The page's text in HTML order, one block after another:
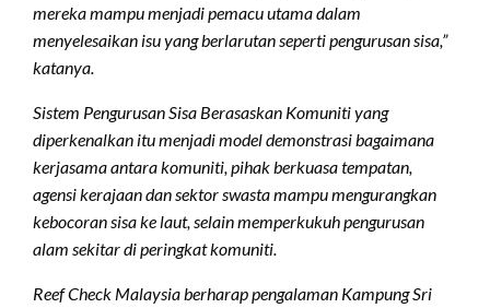
mereka mampu menjadi pemacu utama dalam
menyelesaikan isu yang berlarutan seperti pengurusan sisa,”
katanya.
Sistem Pengurusan Sisa Berasaskan Komuniti yang
diperkenalkan itu menjadi model demonstrasi bagaimana
kerjasama antara komuniti, pihak berkuasa tempatan,
agensi kerajaan dan sektor swasta mampu mengurangkan
kebocoran sisa ke laut, selain memperkukuh pengurusan
alam sekitar di peringkat komuniti.
Reef Check Malaysia berharap pengalaman Kampung Sri